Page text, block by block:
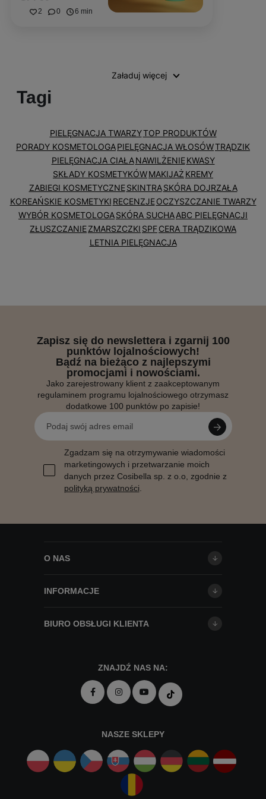
2 0 6 min
Załaduj więcej
Tagi
PIELĘGNACJA TWARZYTOP PRODUKTÓW
PORADY KOSMETOLOGAPIELĘGNACJA WŁOSÓWTRĄDZIK
PIELĘGNACJA CIAŁA NAWILŻENIE KWASY
SKŁADY KOSMETYKÓWMAKIJAŻ KREMY
ZABIEGI KOSMETYCZNE SKINTRA SKÓRA DOJRZAŁA
KOREAŃSKIE KOSMETYKI RECENZJE OCZYSZCZANIE TWARZY
WYBÓR KOSMETOLOGASKÓRA SUCHAABC PIELĘGNACJI
ZŁUSZCZANIEZMARSZCZKI SPFCERA TRĄDZIKOWA
LETNIA PIELĘGNACJA
Zapisz się do newslettera i zgarnij 100
punktów lojalnościowych!
Bądź na bieżąco z najlepszymi
promocjami i nowościami.
Jako zarejestrowany klient z zaakceptowanym
regulaminem programu lojalnościowego otrzymasz
dodatkowe 100 punktów po zapisie!
Zgadzam się na otrzymywanie wiadomości
marketingowych i przetwarzanie moich
danych przez Cosibella sp. z o.o, zgodnie z
polityką prywatności
O NAS
INFORMACJE
BIURO OBSŁUGI KLIENTA
ZNAJDŹ NAS NA:
NASZE SKLEPY